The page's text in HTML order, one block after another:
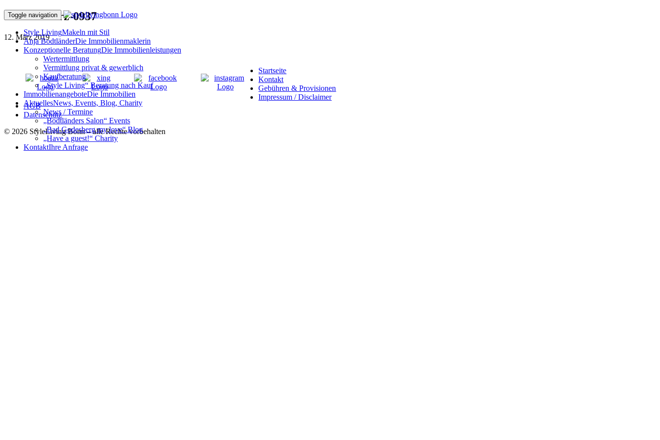
Toggle navigation
Style LivingMakeln mit Stil
Anja BodtländerDie Immobilienmaklerin
Konzeptionelle BeratungDie Immobilienleistungen
Wertermittlung
Vermittlung privat & gewerblich
Kaufberatung
„Style Living“ Beratung nach Kauf
ImmobilienangeboteDie Immobilien
AktuellesNews, Events, Blog, Charity
News / Termine
„Bodtländers Salon“ Events
„Bad Godesberg my love“ Blog
„Have a guest!“ Charity
KontaktIhre Anfrage
180301ffMrz-0937
12. März 2019
Startseite
Kontakt
Gebühren & Provisionen
Impressum / Disclaimer
AGB
Datenschutz
© 2026 StyleLiving Bonn – alle Rechte vorbehalten